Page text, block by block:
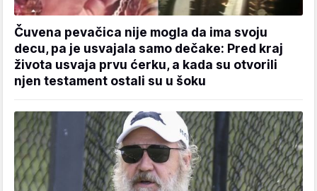
Čuvena pevačica nije mogla da ima svoju
decu, pa je usvajala samo dečake: Pred kraj
života usvaja prvu ćerku, a kada su otvorili
njen testament ostali su u šoku